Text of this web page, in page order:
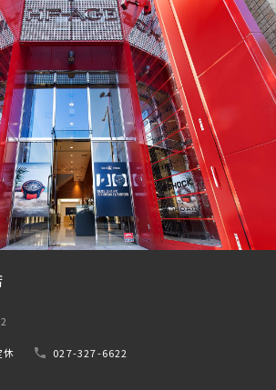
027-327-6622